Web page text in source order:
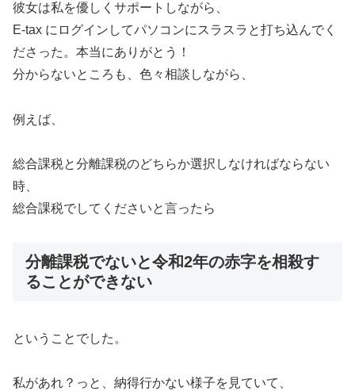
彼女は私を優しくサポートしながら、
E-tax にログインしてパソコンにスラスラと打ち込んでく
ださった。本当にありがとう！
分からないところも、色々相談しながら、
例えば、
総合課税と分離課税のどちらか選択しなければならない
時、
総合課税でしてくださいと言ったら
分離課税でないと令和2年の赤字を相殺す
ることができない
ということでした。
私があれ？っと、納得行かない様子を見ていて、